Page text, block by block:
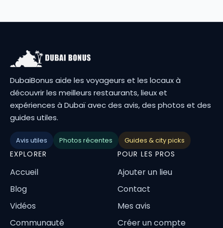
DubaiBonus aide les voyageurs et les locaux à
découvrir les meilleurs restaurants, lieux et
expériences à Dubaï avec des avis, des photos et des
guides utiles.
Avis utiles Photos récentes Guides & city picks
EXPLORER
Accueil
Blog
Vidéos
Communauté
POUR LES PROS
Ajouter un lieu
Contact
Mes avis
Créer un compte